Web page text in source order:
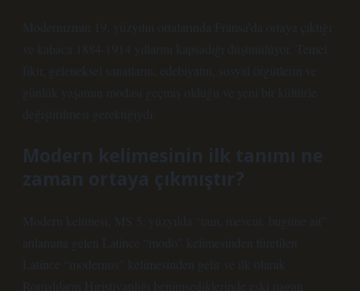
Modernizmin 19. yüzyılın ortalarında Fransa’da ortaya çıktığı
ve kabaca 1884-1914 yıllarını kapsadığı düşünülüyor. Temel
fikir, geleneksel sanatların, edebiyatın, sosyal örgütlerin ve
günlük yaşamın modası geçmiş olduğu ve yeni bir kültürle
değiştirilmesi gerektiğiydi.
Modern kelimesinin ilk tanımı ne
zaman ortaya çıkmıştır?
Modern kelimesi, MS 5. yüzyılda “tam, mevcut, bugüne ait”
anlamına gelen Latince “modo” kelimesinden türetilen
Latince “modernus” kelimesinden gelir ve ilk olarak
Romalıların Hıristiyanlığı benimsediklerinde eski pagan